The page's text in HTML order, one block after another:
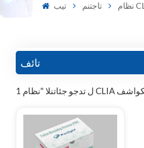
تيب تاجتنم
تائف